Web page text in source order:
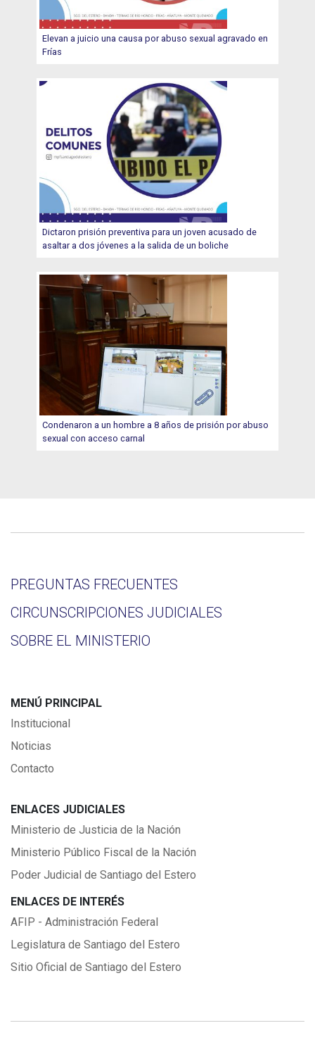
Elevan a juicio una causa por abuso sexual agravado en
Frías
Dictaron prisión preventiva para un joven acusado de
asaltar a dos jóvenes a la salida de un boliche
Condenaron a un hombre a 8 años de prisión por abuso
sexual con acceso carnal
PREGUNTAS FRECUENTES
CIRCUNSCRIPCIONES JUDICIALES
SOBRE EL MINISTERIO
MENÚ PRINCIPAL
Institucional
Noticias
Contacto
ENLACES JUDICIALES
Ministerio de Justicia de la Nación
Ministerio Público Fiscal de la Nación
Poder Judicial de Santiago del Estero
ENLACES DE INTERÉS
AFIP - Administración Federal
Legislatura de Santiago del Estero
Sitio Oficial de Santiago del Estero